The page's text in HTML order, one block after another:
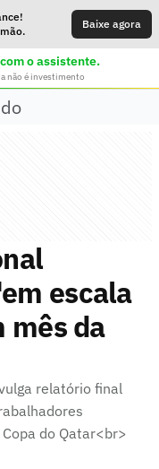
Baixe agora
o assistente.
não é investimento
escala
mês da
relatório final
do Qatar<br>